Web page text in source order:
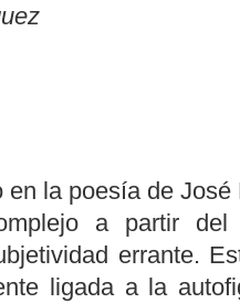
en la poesía de
a partir
errante.
ligada a la